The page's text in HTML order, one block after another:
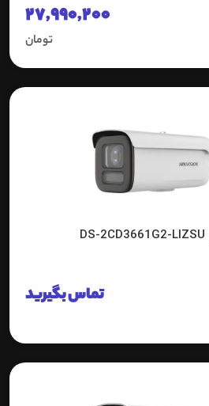
27,990,200
تومان
تماس بگیرید